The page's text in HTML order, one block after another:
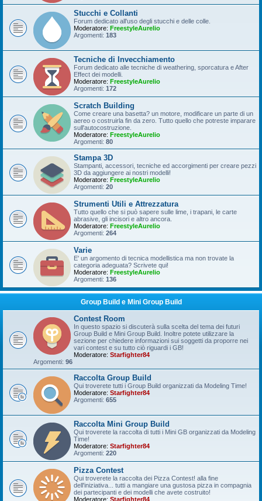
Stucchi e Collanti
Forum dedicato all'uso degli stucchi e delle colle.
Moderatore: FreestyleAurelio
Argomenti: 183
Tecniche di Invecchiamento
Forum dedicato alle tecniche di weathering, sporcatura e After
Effect dei modelli.
Moderatore: FreestyleAurelio
Argomenti: 172
Scratch Building
Come creare una basetta? un motore, modificare un parte di un
aereo o costruirla fin da zero. Tutto quello che potreste imparare
sull'autocostruzione.
Moderatore: FreestyleAurelio
Argomenti: 80
Stampa 3D
Stampanti, accessori, tecniche ed accorgimenti per creare pezzi
3D da aggiungere ai nostri modelli!
Moderatore: FreestyleAurelio
Argomenti: 20
Strumenti Utili e Attrezzatura
Tutto quello che si può sapere sulle lime, i trapani, le carte
abrasive, gli incisori e altro ancora.
Moderatore: FreestyleAurelio
Argomenti: 264
Varie
E' un argomento di tecnica modellistica ma non trovate la
categoria adeguata? Scrivete qui!
Moderatore: FreestyleAurelio
Argomenti: 136
Group Build e Mini Group Build
Contest Room
In questo spazio si discuterà sulla scelta del tema dei futuri
Group Build e Mini Group Build. Inoltre potete utilizzare la
sezione per chiedere informazioni sui soggetti da proporre nei
vari contest e su tutto ciò riguardi i GB!
Moderatore: Starfighter84
Argomenti: 96
Raccolta Group Build
Qui troverete tutti i Group Build organizzati da Modeling Time!
Moderatore: Starfighter84
Argomenti: 655
Raccolta Mini Group Build
Qui troverete la raccolta di tutti i Mini GB organizzati da Modeling
Time!
Moderatore: Starfighter84
Argomenti: 220
Pizza Contest
Qui troverete la raccolta dei Pizza Contest! alla fine
dell'iniziativa... tutti a mangiare una gustosa pizza in compagnia
dei partecipanti e dei modelli che avete costruito!
Moderatore: Starfighter84